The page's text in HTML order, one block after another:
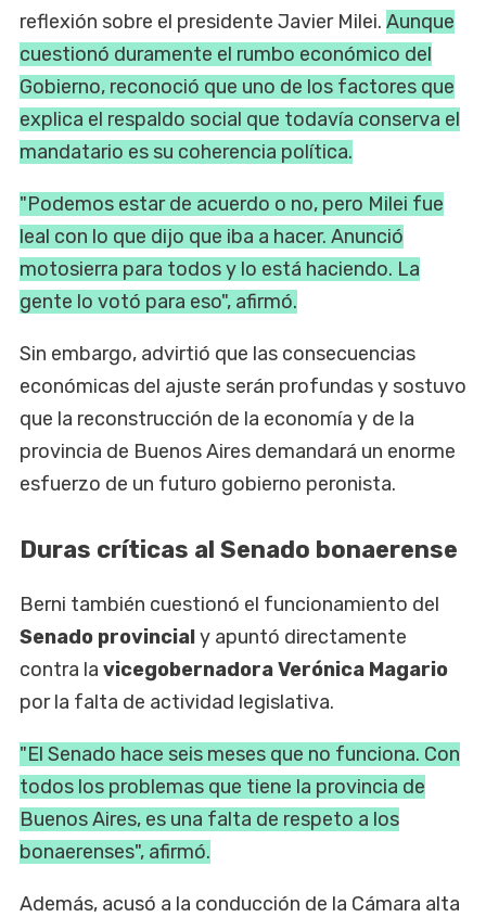
reflexión sobre el presidente Javier Milei. Aunque
cuestionó duramente el rumbo económico del
Gobierno, reconoció que uno de los factores que
explica el respaldo social que todavía conserva el
mandatario es su coherencia política.
"Podemos estar de acuerdo o no, pero Milei fue
leal con lo que dijo que iba a hacer. Anunció
motosierra para todos y lo está haciendo. La
gente lo votó para eso", afirmó.
Sin embargo, advirtió que las consecuencias
económicas del ajuste serán profundas y sostuvo
que la reconstrucción de la economía y de la
provincia de Buenos Aires demandará un enorme
esfuerzo de un futuro gobierno peronista.
Duras críticas al Senado bonaerense
Berni también cuestionó el funcionamiento del
Senado provincialy apuntó directamente
contra la vicegobernadora Verónica Magario
por la falta de actividad legislativa.
"El Senado hace seis meses que no funciona. Con
todos los problemas que tiene la provincia de
Buenos Aires, es una falta de respeto a los
bonaerenses", afirmó.
Además, acusó a la conducción de la Cámara alta